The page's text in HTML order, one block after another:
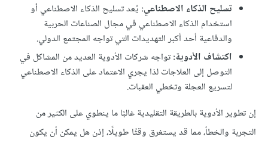
تسليح الذكاء الاصطناعي: يُعد تسليح الذكاء الاصطناعي أو
استخدام الذكاء الاصطناعي في مجال الصناعات الحربية
والدفاعية أحد أكبر التهديدات التي تواجه المجتمع الدولي.
اكتشاف الأدوية:تواجه شركات الأدوية العديد من المشاكل في
التوصل إلى العلاجات لذا يجري الاعتماد على الذكاء الاصطناعي
لتسريع العجلة وتخطي العقبات.
إن تطوير الأدوية بالطريقة التقليدية غالبًا ما ينطوي على الكثير من
التجربة والخطأ، مما قد يستغرق وقتًا طويلًا، إذن هل يمكن أن يكون